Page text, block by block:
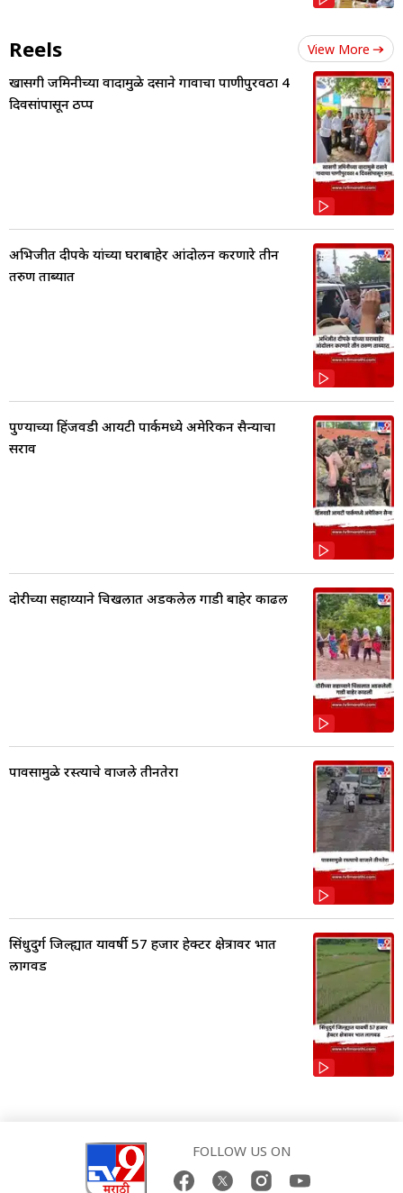
Reels View More
खासगी जमिनीच्या वादामुळे दसाने गावाचा पाणीपुरवठा 4
दिवसांपासून ठप्प
अभिजीत दीपके यांच्या घराबाहेर आंदोलन करणारे तीन
तरुण ताब्यात
पुण्याच्या हिंजवडी आयटी पार्कमध्ये अमेरिकन सैन्याचा
सराव
दोरीच्या सहाय्याने चिखलात अडकलेली गाडी बाहेर काढली
पावसामुळे रस्त्याचे वाजले तीनतेरा
सिंधुदुर्ग जिल्ह्यात यावर्षी 57 हजार हेक्टर क्षेत्रावर भात
लागवड
FOLLOW US ON